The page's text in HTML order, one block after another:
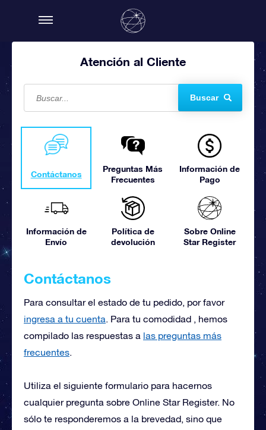
Atención al Cliente
Buscar
Contáctanos
Preguntas Más
Frecuentes
Información de
Pago
Información de
Envío
Política de
devolución
Sobre Online
Star Register
Contáctanos
Para consultar el estado de tu pedido, por favor
ingresa a tu cuenta. Para tu comodidad , hemos
compilado las respuestas a las preguntas más
frecuentes.
Utiliza el siguiente formulario para hacernos
cualquier pregunta sobre Online Star Register. No
sólo te responderemos a la brevedad, sino que